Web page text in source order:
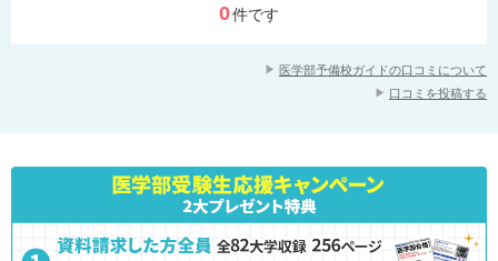
0件です
医学部予備校ガイドの口コミについて
口コミを投稿する